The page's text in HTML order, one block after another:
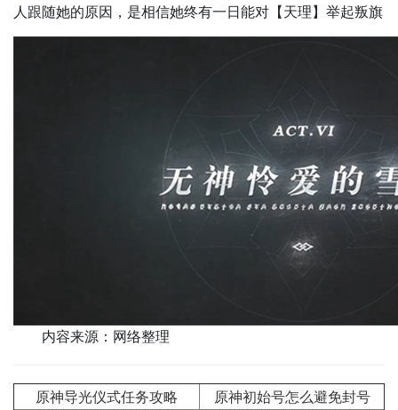
人跟随她的原因，是相信她终有一日能对【天理】举起叛旗
内容来源：网络整理
原神导光仪式任务攻略 原神初始号怎么避免封号